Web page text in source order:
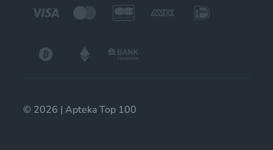
© 2026 | Apteka Top 100